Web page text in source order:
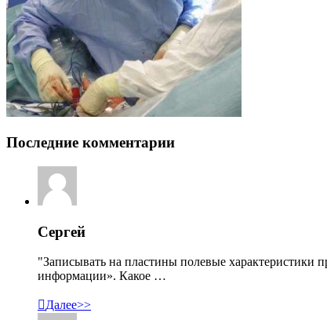
Последние комментарии
Сергей
"Записывать на пластины полевые характеристики
информации». Какое …
Далее>>